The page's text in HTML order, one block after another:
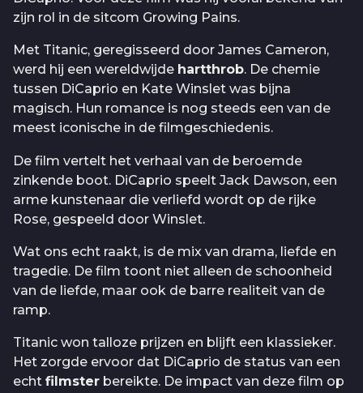
zijn rol in de sitcom Growing Pains.
Met Titanic, geregisseerd door James Cameron,
werd hij een wereldwijde hartthrob. De chemie
tussen DiCaprio en Kate Winslet was bijna
magisch. Hun romance is nog steeds een van de
meest iconische in de filmgeschiedenis.
De film vertelt het verhaal van de beroemde
zinkende boot. DiCaprio speelt Jack Dawson, een
arme kunstenaar die verliefd wordt op de rijke
Rose, gespeeld door Winslet.
Wat ons echt raakt, is de mix van drama, liefde en
tragedie. De film toont niet alleen de schoonheid
van de liefde, maar ook de barre realiteit van de
ramp.
Titanic won talloze prijzen en blijft een klassieker.
Het zorgde ervoor dat DiCaprio de status van een
echt filmster bereikte. De impact van deze film op